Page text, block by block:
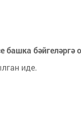
башка бәйгеләргә
иде.